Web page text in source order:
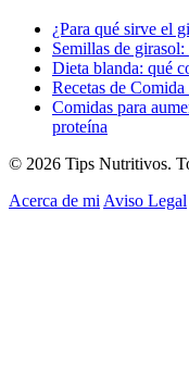
¿Para qué sirve el
Semillas de
Dieta blanda: qué
Recetas de
Comidas para
proteína
© 2026 Tips Nutritivos.
Acerca de mi Aviso Legal